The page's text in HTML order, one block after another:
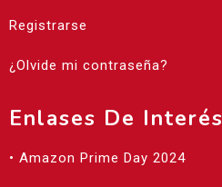
Registrarse
¿Olvide mi contraseña?
Enlases De Interés
• Amazon Prime Day 2024